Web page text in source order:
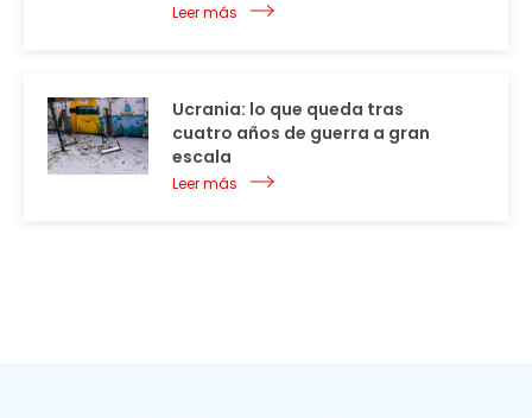
Leer más
Ucrania: lo que queda tras
cuatro años de guerra a gran
escala
Leer más